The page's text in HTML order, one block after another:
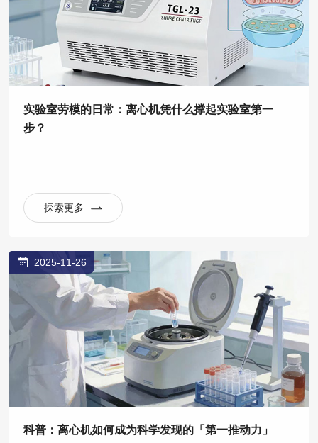
实验室劳模的日常：离心机凭什么撑起实验室第一
步？
探索更多
2025-11-26
科普：离心机如何成为科学发现的「第一推动力」